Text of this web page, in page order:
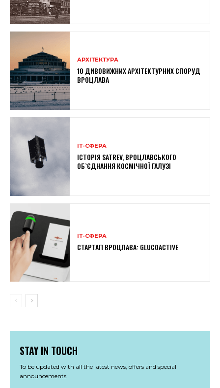
АРХІТЕКТУРА
10 ДИВОВИЖНИХ АРХІТЕКТУРНИХ СПОРУД
ВРОЦЛАВА
ІТ-СФЕРА
ІСТОРІЯ SATREV, ВРОЦЛАВСЬКОГО
ОБ`ЄДНАННЯ КОСМІЧНОЇ ГАЛУЗІ
ІТ-СФЕРА
СТАРТАП ВРОЦЛАВА: GLUCOACTIVE
STAY IN TOUCH
To be updated with all the latest news, offers and special
announcements.